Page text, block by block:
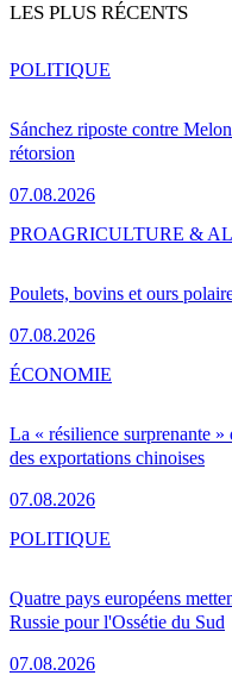
LES PLUS RÉCENTS
Sánchez riposte contre
rétorsion
07.08.2026
POLITIQUE
Poulets, bovins et ours
07.08.2026
PROAGRICULTURE &
La « résilience surprenante
des exportations chinoises
07.08.2026
ÉCONOMIE
Quatre pays européens
Russie pour l'Ossétie du Sud
07.08.2026
POLITIQUE